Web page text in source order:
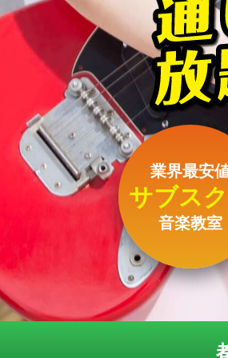
業界最安
サブス
音楽教室